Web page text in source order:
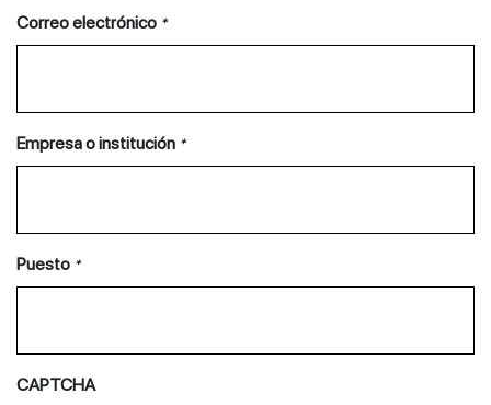
Correo electrónico *
Empresa o institución *
Puesto *
CAPTCHA